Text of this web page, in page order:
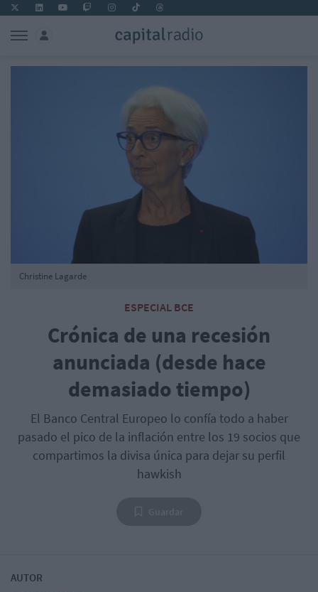
ESPECIAL BCE
Crónica de una recesión
anunciada (desde hace
demasiado tiempo)
El Banco Central Europeo lo confía todo a haber
pasado el pico de la inflación entre los 19 socios que
compartimos la divisa única para dejar su perfil
hawkish
Christine Lagarde
AUTOR